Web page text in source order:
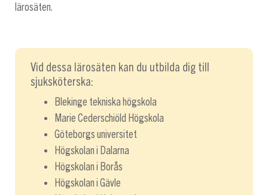
lärosäten.
Vid dessa lärosäten kan du utbilda dig till
sjuksköterska:
Blekinge tekniska högskola
Marie Cederschiöld Högskola
Göteborgs universitet
Högskolan i Dalarna
Högskolan i Borås
Högskolan i Gävle